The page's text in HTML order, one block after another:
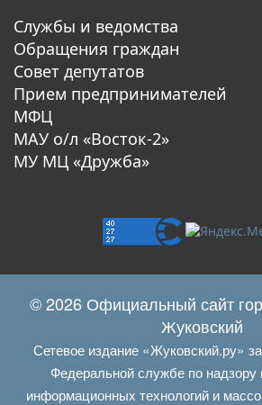
Службы и ведомства
Обращения граждан
Совет депутатов
Прием предпринимателей
МФЦ
МАУ о/л «Восток-2»
МУ МЦ «Дружба»
© 2026 Официальный сайт
Жуковский
Сетевое издание «Жуковский.ру»
Федеральной службе по надзору
информационных технологий и